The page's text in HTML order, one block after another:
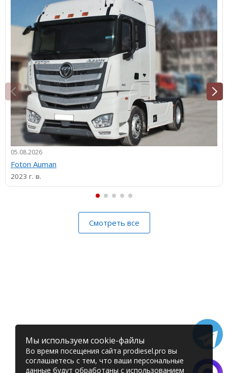
05.08.2026
Foton Auman
2023 г. в.
Смотреть все
Мы используем cookie-файлы
Во время посещения сайта prodiesel.pro вы
соглашаетесь с тем, что ваши персональные
данные будут обработаны с использованием